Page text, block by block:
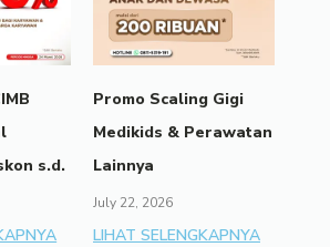
s.d.
Promo Scaling Gigi
Medikids & Perawatan
Lainnya
July 22, 2026
LIHAT SELENGKAPNYA